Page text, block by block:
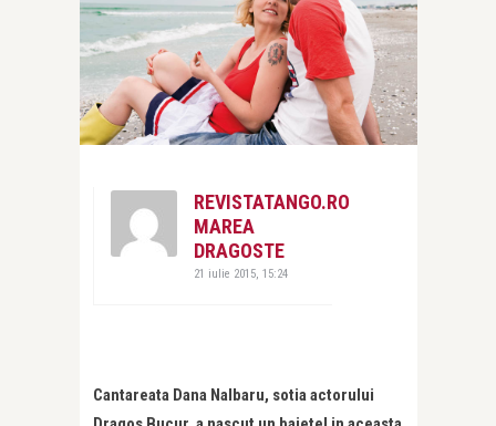
REVISTATANGO.RO
MAREA
DRAGOSTE
21 iulie 2015, 15:24
Cantareata Dana Nalbaru, sotia actorului